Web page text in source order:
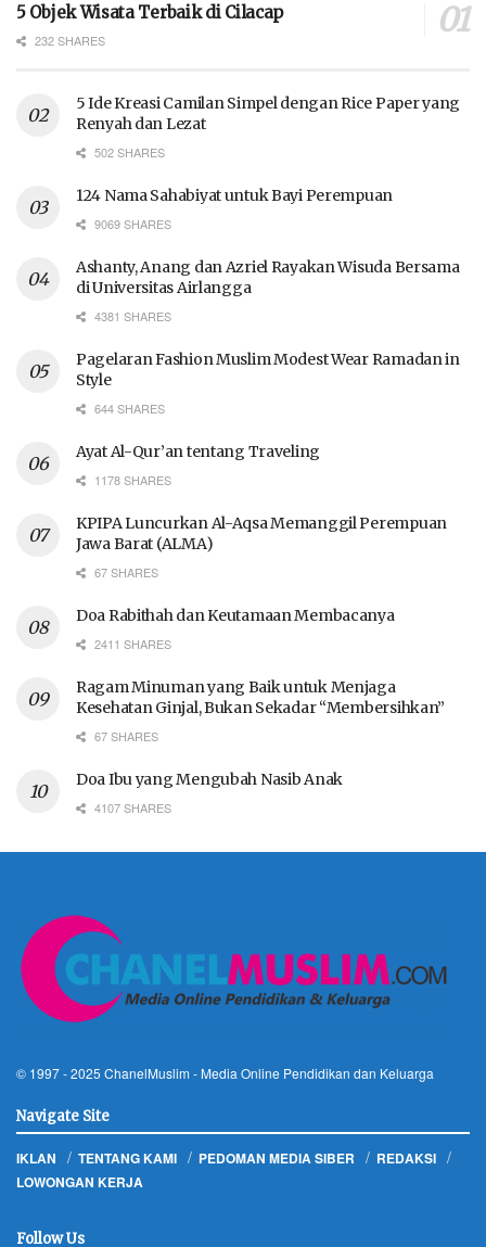
5 Objek Wisata Terbaik di Cilacap
232 SHARES
5 Ide Kreasi Camilan Simpel dengan Rice Paper yang
Renyah dan Lezat
502 SHARES
124 Nama Sahabiyat untuk Bayi Perempuan
9069 SHARES
Ashanty, Anang dan Azriel Rayakan Wisuda Bersama
di Universitas Airlangga
4381 SHARES
Pagelaran Fashion Muslim Modest Wear Ramadan in
Style
644 SHARES
Ayat Al-Qur’an tentang Traveling
1178 SHARES
KPIPA Luncurkan Al-Aqsa Memanggil Perempuan
Jawa Barat (ALMA)
67 SHARES
Doa Rabithah dan Keutamaan Membacanya
2411 SHARES
Ragam Minuman yang Baik untuk Menjaga
Kesehatan Ginjal, Bukan Sekadar “Membersihkan”
67 SHARES
Doa Ibu yang Mengubah Nasib Anak
4107 SHARES
© 1997 - 2025 ChanelMuslim - Media Online Pendidikan dan Keluarga
Navigate Site
IKLAN TENTANG KAMI PEDOMAN MEDIA SIBER
REDAKSI
LOWONGAN KERJA
Follow Us